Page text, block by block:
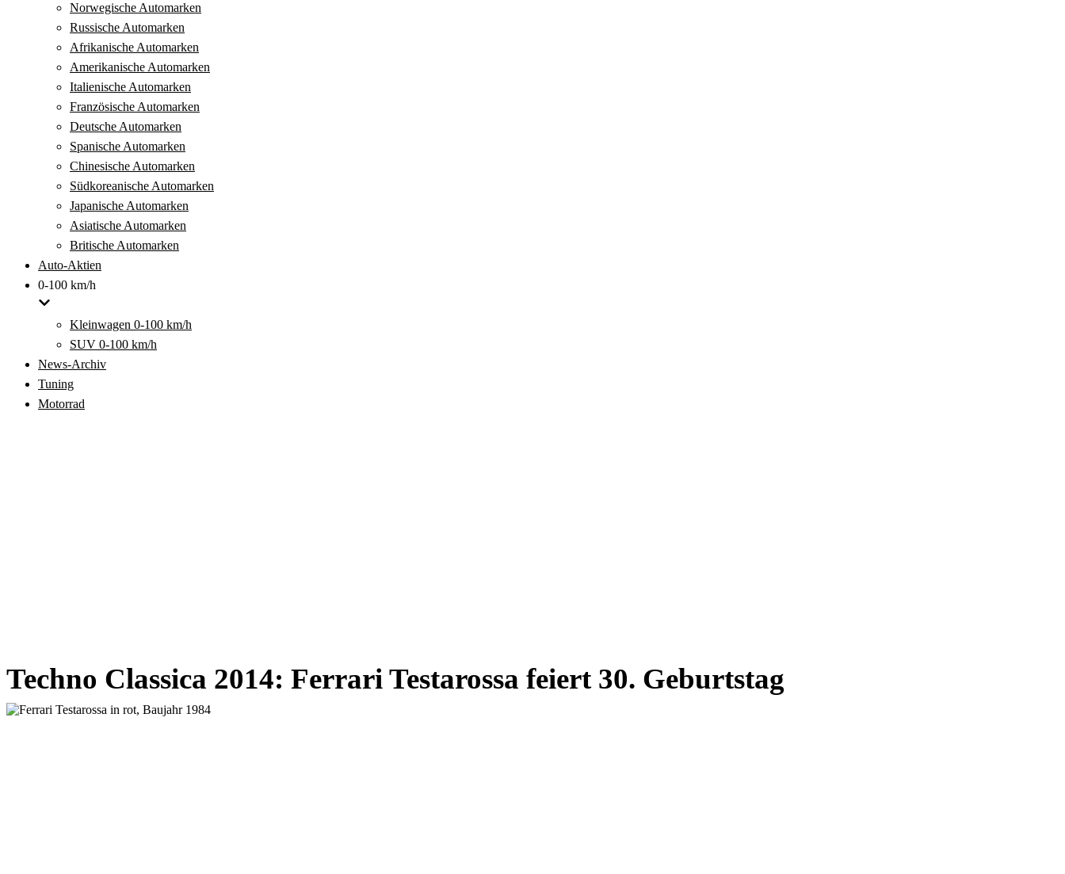
Norwegische Automarken
Russische Automarken
Afrikanische Automarken
Amerikanische Automarken
Italienische Automarken
Französische Automarken
Deutsche Automarken
Spanische Automarken
Chinesische Automarken
Südkoreanische Automarken
Japanische Automarken
Asiatische Automarken
Britische Automarken
Auto-Aktien
0-100 km/h
Kleinwagen 0-100 km/h
SUV 0-100 km/h
News-Archiv
Tuning
Motorrad
Techno Classica 2014: Ferrari Testarossa feiert 30. Geburtstag